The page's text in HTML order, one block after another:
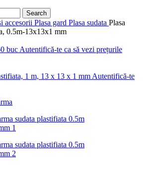
Search
accesorii Plasa gard Plasa sudata Plasa
0.5m-13x13x1 mm
buc Autentifică-te ca să vezi prețurile
1 m, 13 x 13 x 1 mm Autentifică-te